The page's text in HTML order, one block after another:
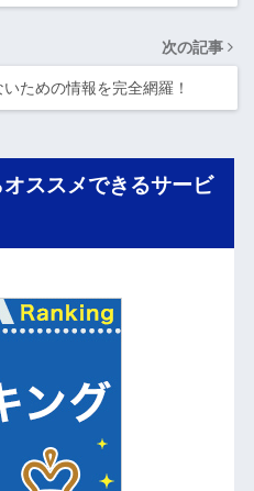
次の記事
ための情報を完全網羅！
ススメできるサービ